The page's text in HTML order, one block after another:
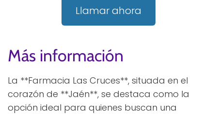
Llamar ahora
Más información
La **Farmacia Las Cruces**, situada en el
corazón de **Jaén**, se destaca como la
opción ideal para quienes buscan una